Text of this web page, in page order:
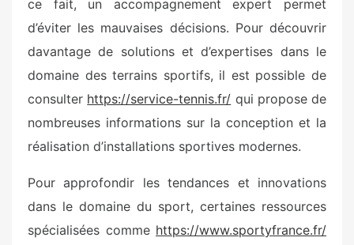
ce fait, un accompagnement expert permet
d’éviter les mauvaises décisions. Pour découvrir
davantage de solutions et d’expertises dans le
domaine des terrains sportifs, il est possible de
consulter https://service-tennis.fr/ qui propose de
nombreuses informations sur la conception et la
réalisation d’installations sportives modernes.
Pour approfondir les tendances et innovations
dans le domaine du sport, certaines ressources
spécialisées comme https://www.sportyfrance.fr/